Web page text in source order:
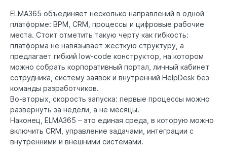
ELMA365 объединяет несколько направлений в одной
платформе: BPM, CRM, процессы и цифровые рабочие
места. Стоит отметить такую черту как гибкость:
платформа не навязывает жесткую структуру, а
предлагает гибкий low-code конструктор, на котором
можно собрать корпоративный портал, личный кабинет
сотрудника, систему заявок и внутренний HelpDesk без
команды разработчиков.
Во-вторых, скорость запуска: первые процессы можно
развернуть за недели, а не месяцы.
Наконец, ELMA365 – это единая среда, в которую можно
включить CRM, управление задачами, интеграции с
внутренними и внешними системами.